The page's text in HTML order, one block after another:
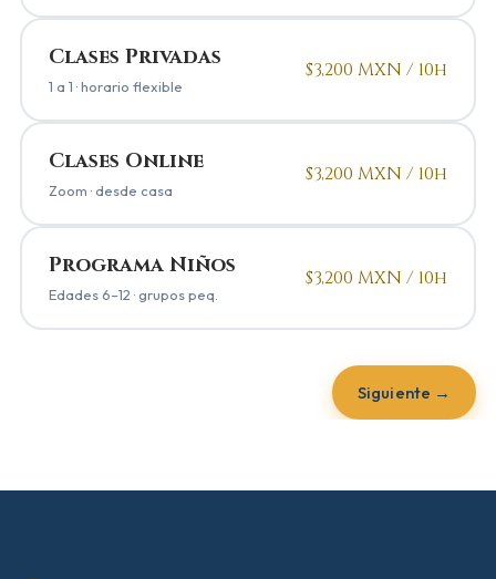
Clases Privadas
1 a 1 · horario flexible
$3,200 MXN / 10h
Clases Online
Zoom · desde casa
$3,200 MXN / 10h
Programa Niños
Edades 6–12 · grupos peq.
$3,200 MXN / 10h
Siguiente →